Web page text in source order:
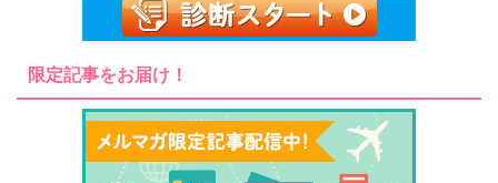
限定記事をお届け！